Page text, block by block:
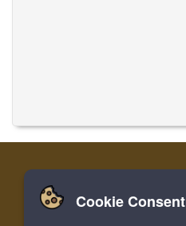
Zuhause Einloggen
Cookie Consent